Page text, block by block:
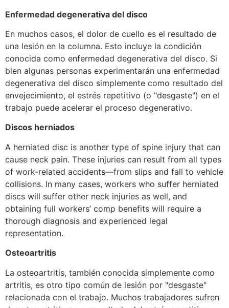
Enfermedad degenerativa del disco
En muchos casos, el dolor de cuello es el resultado de
una lesión en la columna. Esto incluye la condición
conocida como enfermedad degenerativa del disco. Si
bien algunas personas experimentarán una enfermedad
degenerativa del disco simplemente como resultado del
envejecimiento, el estrés repetitivo (o "desgaste") en el
trabajo puede acelerar el proceso degenerativo.
Discos herniados
A herniated disc is another type of spine injury that can
cause neck pain. These injuries can result from all types
of work-related accidents—from slips and fall to vehicle
collisions. In many cases, workers who suffer herniated
discs will suffer other neck injuries as well, and
obtaining full workers’ comp benefits will require a
thorough diagnosis and experienced legal
representation.
Osteoartritis
La osteoartritis, también conocida simplemente como
artritis, es otro tipo común de lesión por "desgaste"
relacionada con el trabajo. Muchos trabajadores sufren